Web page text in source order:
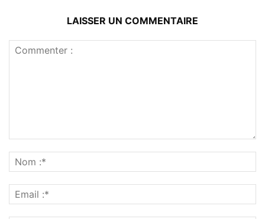
LAISSER UN COMMENTAIRE